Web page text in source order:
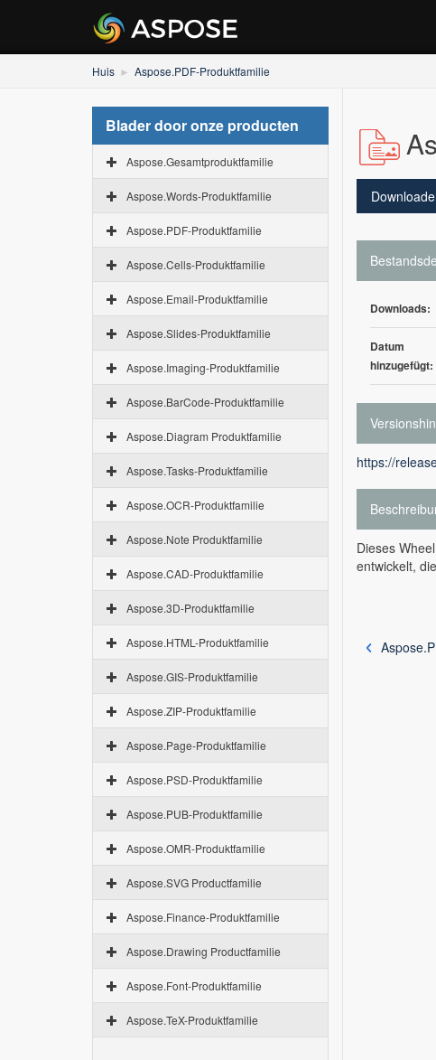
Huis Aspose.PDF-Produktfamilie
Blader door onze producten
Aspose.Gesamtproduktfamilie
Aspose.Words-Produktfamilie
Aspose.PDF-Produktfamilie
Aspose.Cells-Produktfamilie
Aspose.Email-Produktfamilie
Aspose.Slides-Produktfamilie
Aspose.Imaging-Produktfamilie
Aspose.BarCode-Produktfamilie
Aspose.Diagram Produktfamilie
Aspose.Tasks-Produktfamilie
Aspose.OCR-Produktfamilie
Aspose.Note Produktfamilie
Aspose.CAD-Produktfamilie
Aspose.3D-Produktfamilie
Aspose.HTML-Produktfamilie
Aspose.GIS-Produktfamilie
Aspose.ZIP-Produktfamilie
Aspose.Page-Produktfamilie
Aspose.PSD-Produktfamilie
Aspose.PUB-Produktfamilie
Aspose.OMR-Produktfamilie
Aspose.SVG Productfamilie
Aspose.Finance-Produktfamilie
Aspose.Drawing Productfamilie
Aspose.Font-Produktfamilie
Aspose.TeX-Produktfamilie
Downloads:
Datum
hinzugefügt:
https://
Dieses
entwickelt,